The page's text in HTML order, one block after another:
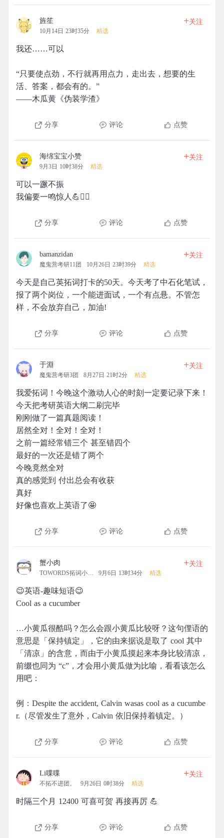
旌笙
10月14日 23时35分 精选
+关注
我还……可以
“只要使点劲，不行就再用点力，走出去，想要的生
活、答案，都会有的。”
——木瓜黄《伪装学渣》
分享 评论 点赞
海绵宝宝小赞
9月3日 10时38分 精选
+关注
可以一蹶不振
我偏要一鸣惊人💪🏃‍♀️
分享 评论 点赞
bamanzidan
魔鬼营考研11团 10月26日 23时39分 精选
+关注
今天是自己英拓词打卡的50天。今天考了中石化笔试，
报了两个岗位，一个能进面试，一个有点悬。不管怎
样，不会放弃自己，加油!
分享 评论 点赞
于淵
魔鬼营考研3团 8月27日 21时2分 精选
+关注
我爱拓词！今晚这个激动人心的时刻一定要记录下来！
今天把考研英语大纲二刷完毕
刚刚做了一篇真题阅读！
居然全对！全对！全对！
之前一篇经常错三个 甚至错四个
最好的一次还是错了两个
今晚竟然全对
真的感觉到 付出总会有收获
真好
好像也喜欢上英语了🤩
分享 评论 点赞
蟹小肉
TOWORDS拓词小营地 9月6日 13时34分 精选
+关注
😉英语-趣味短语😉
Cool as a cucumber
…小黄瓜很酷吗？怎么会跟小黄瓜比较呀？这句俚语的
意思是「保持镇定」，它的由来据说是取了 cool 其中
「清凉」的含意，而由于小黄瓜摸起来本身比较清凉，
前缀也同为 “c”，才会用小黄瓜做为比喻，看看该怎么
用吧：
例：Despite the accident, Calvin wasas cool as a cucumbe
r.（尽管发生了意外，Calvin 依旧保持着镇定。）
分享 评论 点赞
Li喋喋
不拓不进团。 9月26日 0时38分 精选
+关注
时隔三个月 12400 可喜可贺 再接再厉 💪
分享 评论 点赞